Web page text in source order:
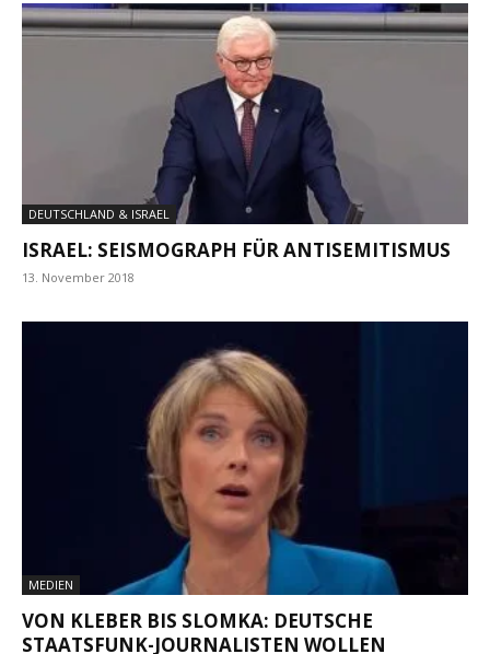
DEUTSCHLAND & ISRAEL
ISRAEL: SEISMOGRAPH FÜR ANTISEMITISMUS
13. November 2018
MEDIEN
VON KLEBER BIS SLOMKA: DEUTSCHE
STAATSFUNK-JOURNALISTEN WOLLEN